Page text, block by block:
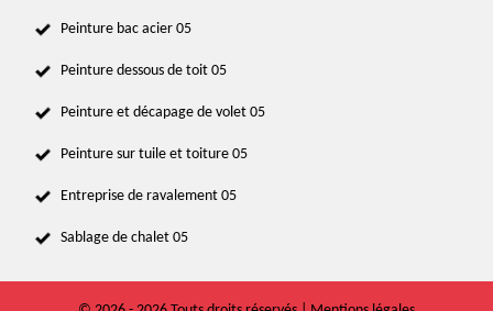
Peinture bac acier 05
Peinture dessous de toit 05
Peinture et décapage de volet 05
Peinture sur tuile et toiture 05
Entreprise de ravalement 05
Sablage de chalet 05